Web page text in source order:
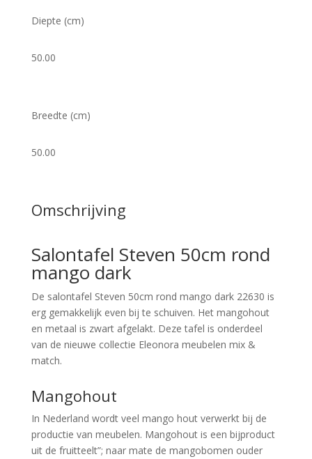
Diepte (cm)
50.00
Breedte (cm)
50.00
Omschrijving
Salontafel Steven 50cm rond
mango dark
De salontafel Steven 50cm rond mango dark 22630 is
erg gemakkelijk even bij te schuiven. Het mangohout
en metaal is zwart afgelakt. Deze tafel is onderdeel
van de nieuwe collectie Eleonora meubelen mix &
match.
Mangohout
In Nederland wordt veel mango hout verwerkt bij de
productie van meubelen. Mangohout is een bijproduct
uit de fruitteelt”; naar mate de mangobomen ouder